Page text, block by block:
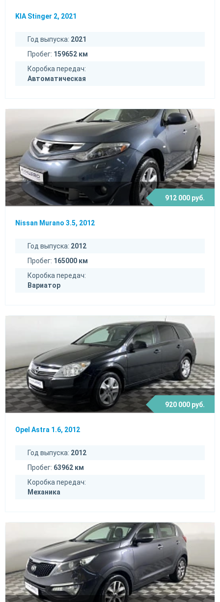
KIA Stinger 2, 2021
Год выпуска: 2021
Пробег: 159652 км
Коробка передач:
Автоматическая
912 000 руб.
Nissan Murano 3.5, 2012
Год выпуска: 2012
Пробег: 165000 км
Коробка передач:
Вариатор
920 000 руб.
Opel Astra 1.6, 2012
Год выпуска: 2012
Пробег: 63962 км
Коробка передач:
Механика